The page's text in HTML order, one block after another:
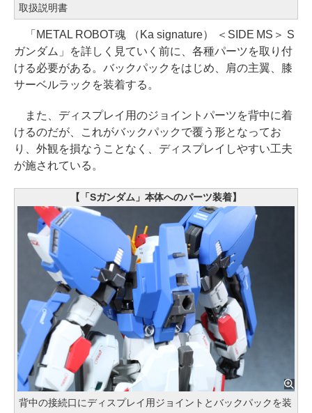
取扱説明書
「METAL ROBOT魂 （Ka signature） ＜SIDE MS＞ S
ガンダム」を詳しく見ていく前に、各種パーツを取り付
ける必要がある。バックパックをはじめ、肩の主翼、膝
サーベルラックを装着する。
また、ディスプレイ用のジョイントパーツを背中に着
けるのだが、これがバックパックで覆う形となってお
り、外観を損なうことなく、ディスプレイしやすい工夫
が施されている。
【「Sガンダム」本体へのパーツ装着】
背中の接続口にディスプレイ用ジョイントとバックパックを装